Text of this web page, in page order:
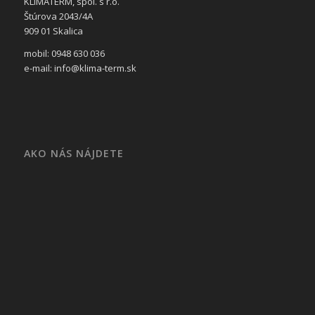
Štúrova 2043/4A
909 01 Skalica
mobil: 0948 630 036
e-mail: info@klima-term.sk
AKO NÁS NÁJDETE